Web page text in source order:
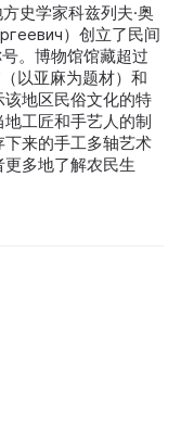
史学家科兹列夫·奥
）创立了民间
。博物馆馆藏超过
以亚麻为题材）和
地区民俗文化的特
工匠和手艺人的制
来的手工多轴艺术
多地了解农民生